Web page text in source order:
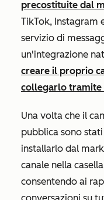
precostituite dal
TikTok, Instagram
servizio di
un'integrazione
creare il proprio
collegarlo tramite
Una volta che il
pubblica sono
installarlo dal
canale nella
consentendo ai